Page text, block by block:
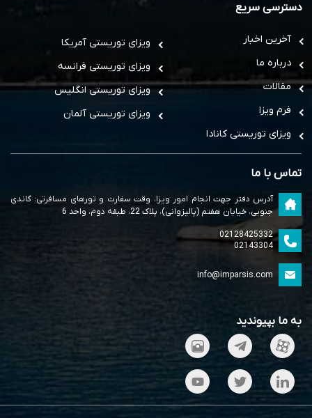
دسترسی سریع
آخرین اخبار
درباره ما
مقالات
فرم ویزا
ویزای توریستی کانادا
ویزای توریستی آمریکا
ویزای توریستی فرانسه
ویزای توریستی انگلیس
ویزای توریستی آلمان
تماس با ما
آدرس دفتر جهت انجام امور ویزا، وقت سفارت و تورهای مسافرتی: گاندی
جنوبی، خیابان هفتم (پالیزوانی)، پلاک 22، طبقه دوم، واحد 6
02128425332
02143304
info@imparsis.com
به ما بپیوندید